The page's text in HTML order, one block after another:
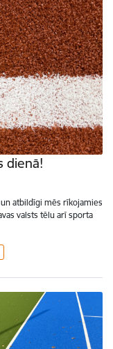
dienā!
atbildīgi mēs rīkojamies
valsts tēlu arī sporta